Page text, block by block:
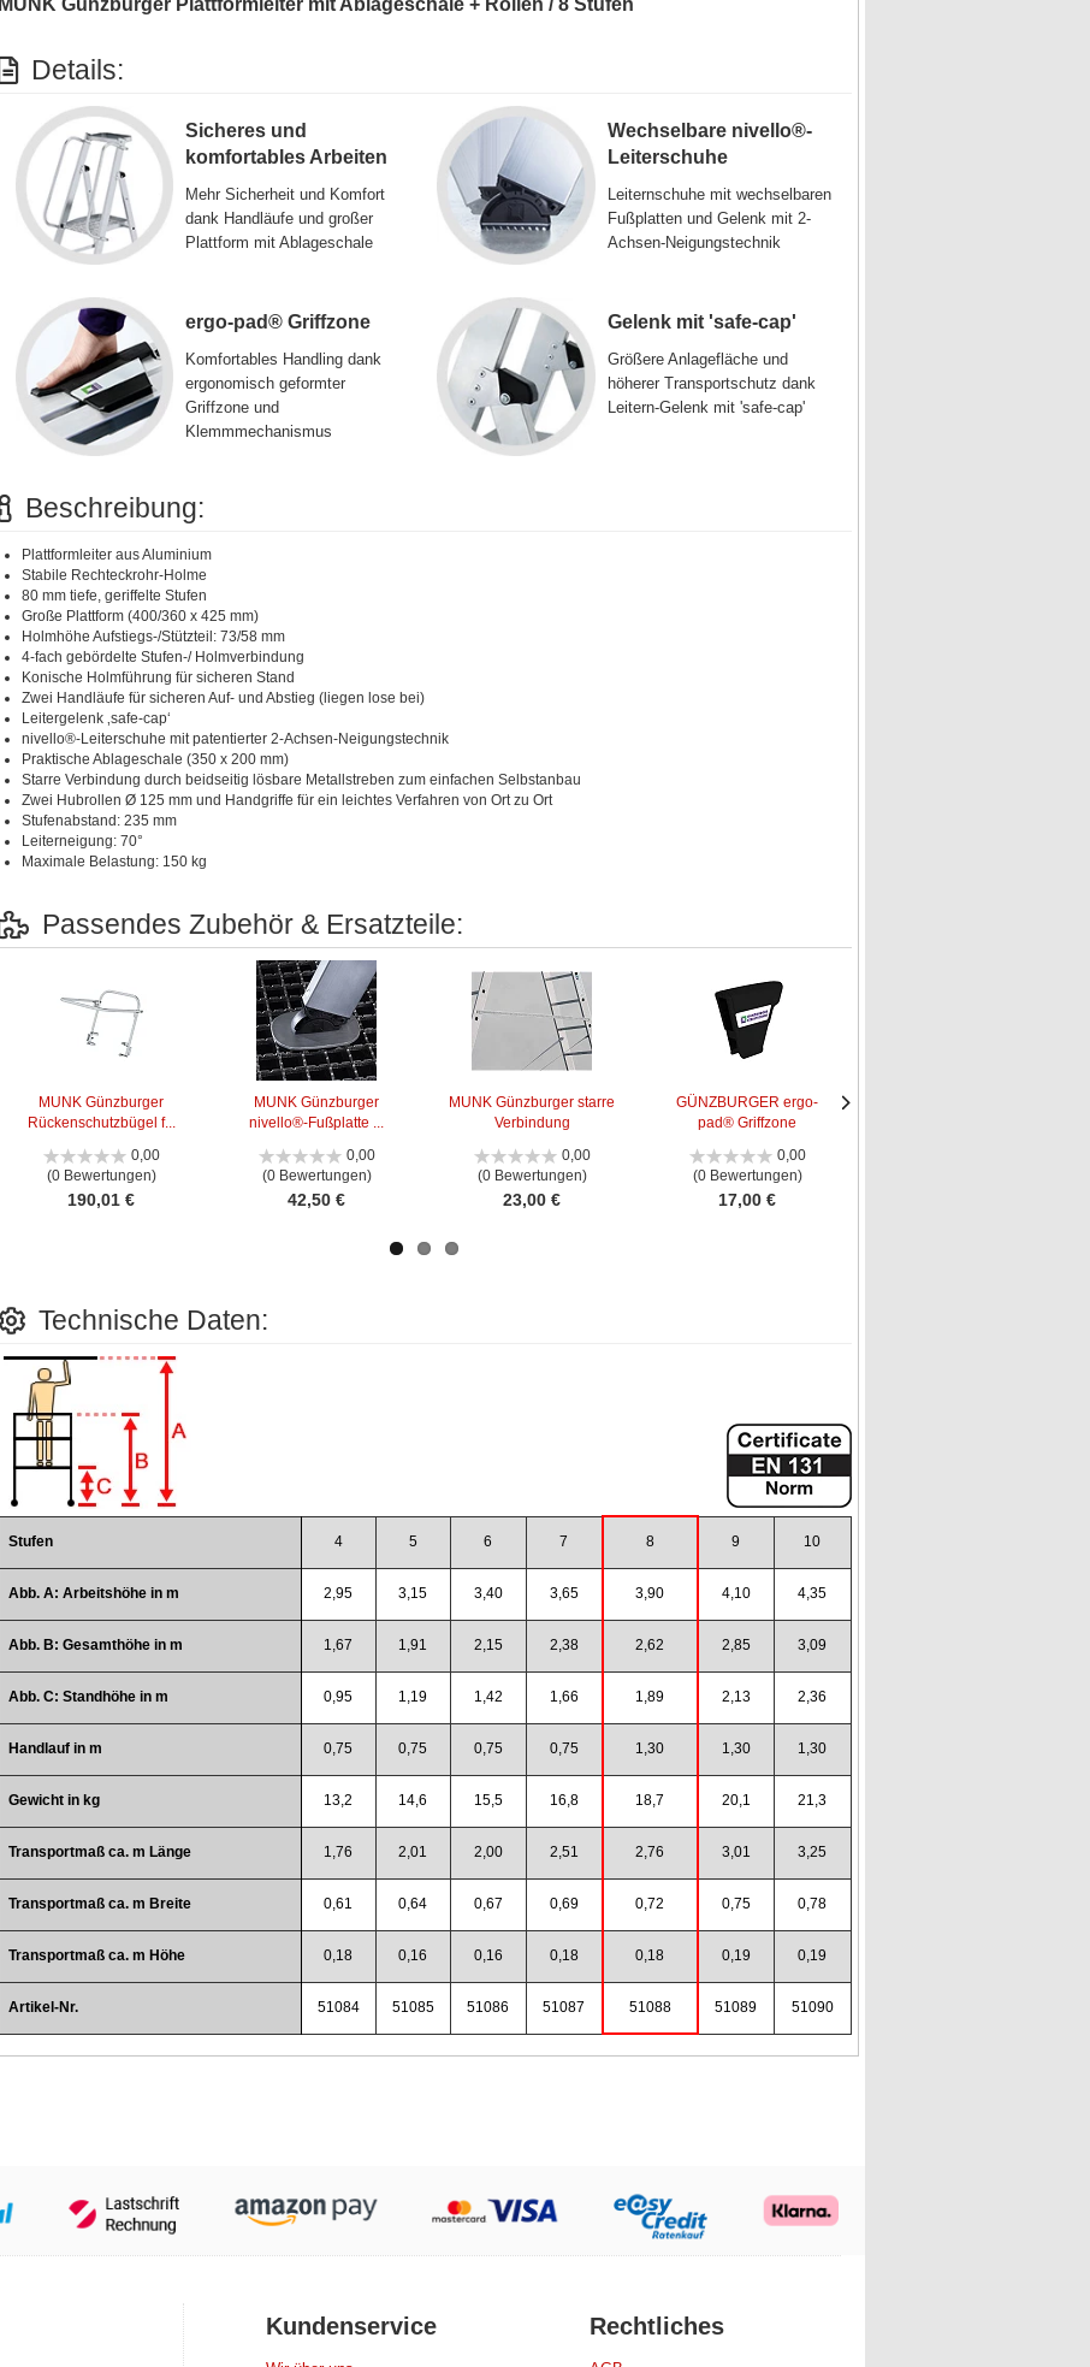
Details:
Sicheres und
komfortables Arbeiten
Mehr Sicherheit und Komfort
dank Handläufe und großer
Plattform mit Ablageschale
Wechselbare nivello®-
Leiterschuhe
Leiternschuhe mit wechselbaren
Fußplatten und Gelenk mit 2-
Achsen-Neigungstechnik
ergo-pad® Griffzone
Komfortables Handling dank
ergonomisch geformter
Griffzone und
Klemmmechanismus
Gelenk mit 'safe-cap'
Größere Anlagefläche und
höherer Transportschutz dank
Leitern-Gelenk mit 'safe-cap'
Beschreibung:
Plattformleiter aus Aluminium
Stabile Rechteckrohr-Holme
80 mm tiefe, geriffelte Stufen
Große Plattform (400/360 x 425 mm)
Holmhöhe Aufstiegs-/Stützteil: 73/58 mm
4-fach gebördelte Stufen-/ Holmverbindung
Konische Holmführung für sicheren Stand
Zwei Handläufe für sicheren Auf- und Abstieg (liegen lose bei)
Leitergelenk ‚safe-cap‘
nivello®-Leiterschuhe mit patentierter 2-Achsen-Neigungstechnik
Praktische Ablageschale (350 x 200 mm)
Starre Verbindung durch beidseitig lösbare Metallstreben zum einfachen Selbstanbau
Zwei Hubrollen Ø 125 mm und Handgriffe für ein leichtes Verfahren von Ort zu Ort
Stufenabstand: 235 mm
Leiterneigung: 70°
Maximale Belastung: 150 kg
Passendes Zubehör & Ersatzteile:
MUNK Günzburger
Rückenschutzbügel f...
0,00
(0 Bewertungen)
190,01 €
MUNK Günzburger
nivello®-Fußplatte ...
0,00
(0 Bewertungen)
42,50 €
MUNK Günzburger starre
Verbindung
0,00
(0 Bewertungen)
23,00 €
GÜNZBURGER ergo-
pad® Griffzone
0,00
(0 Bewertungen)
17,00 €
Technische Daten:
Stufen 4 5 6 7 8 9 10
Abb. A: Arbeitshöhe in m 2,95 3,15 3,40 3,65 3,90 4,10 4,35
Abb. B: Gesamthöhe in m 1,67 1,91 2,15 2,38 2,62 2,85 3,09
Abb. C: Standhöhe in m 0,95 1,19 1,42 1,66 1,89 2,13 2,36
Handlauf in m 0,75 0,75 0,75 0,75 1,30 1,30 1,30
Gewicht in kg 13,2 14,6 15,5 16,8 18,7 20,1 21,3
Transportmaß ca. m Länge 1,76 2,01 2,00 2,51 2,76 3,01 3,25
Transportmaß ca. m Breite 0,61 0,64 0,67 0,69 0,72 0,75 0,78
Transportmaß ca. m Höhe 0,18 0,16 0,16 0,18 0,18 0,19 0,19
Artikel-Nr. 51084 51085 51086 51087 51088 51089 51090
Kundenservice Rechtliches